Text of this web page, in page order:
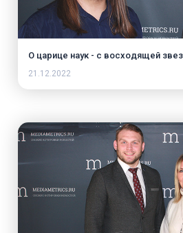
О царице наук - с восходящей
21.12.2022